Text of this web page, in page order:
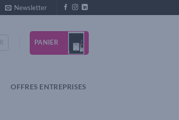
Newsletter
PANIER
OFFRES ENTREPRISES